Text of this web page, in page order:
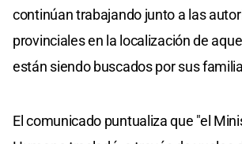
continúan trabajando junto a las
provinciales en la localización de
están siendo buscados por sus
El comunicado puntualiza que "el